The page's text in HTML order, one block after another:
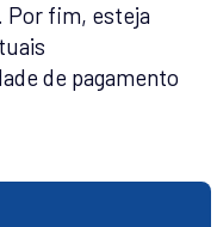
Por fim, esteja
de pagamento